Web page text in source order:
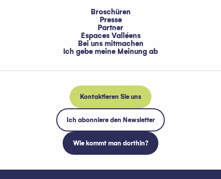
Broschüren
Presse
Partner
Espaces Valléens
Bei uns mitmachen
Ich gebe meine Meinung ab
Kontaktieren Sie uns
Ich abonniere den Newsletter
Wie kommt man dorthin?